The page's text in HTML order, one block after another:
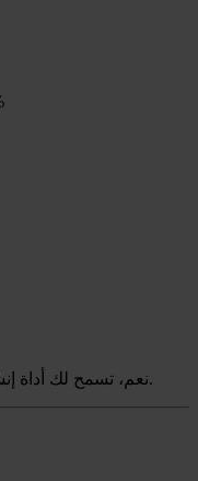
رسوم
نعم، تسمح لك أداة إنشاء مواقع الويب بتضمين وظائف المدونة.